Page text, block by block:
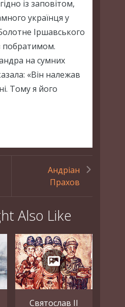
із заповітом,
українця у
Іршавського
побратимом.
на сумних
«Він належав
Тому я його
Андріан
Прахов
Also Like
Святослав ІІ